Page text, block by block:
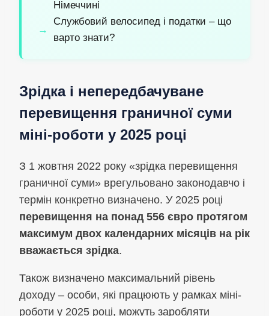
Німеччині
Службовий велосипед і податки – що
варто знати?
Зрідка і непередбачуване
перевищення граничної суми
міні-роботи у 2025 році
З 1 жовтня 2022 року «зрідка перевищення
граничної суми» врегульовано законодавчо і
термін конкретно визначено. У 2025 році
перевищення на понад 556 євро протягом
максимум двох календарних місяців на рік
вважається зрідка.
Також визначено максимальний рівень
доходу – особи, які працюють у рамках міні-
роботи у 2025 році, можуть заробляти